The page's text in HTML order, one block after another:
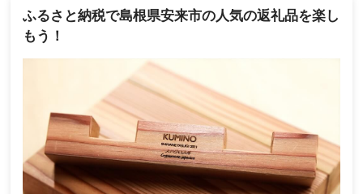
ふるさと納税で島根県安来市の人気の返礼品を楽し
もう！